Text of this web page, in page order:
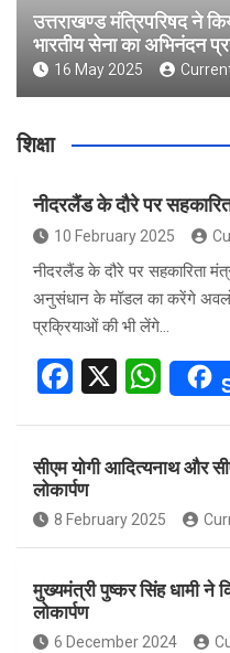
उत्तराखण्ड मंत्रिपरिषद ने
भारतीय सेना का अभिनंदन
16 May 2025
शिक्षा
नीदरलैंड के दौरे पर
10 February 2025
नीदरलैंड के दौरे पर सहकारिता
अनुसंधान के मॉडल का करेंगे
प्रक्रियाओं की भी लेंगे…
F
ce
b
o
o
k
X
W
s
A
p
p
सीएम योगी आदित्यनाथ और
लोकार्पण
8 February 2025
मुख्यमंत्री पुष्कर सिंह धामी ने
लोकार्पण
6 December 2024